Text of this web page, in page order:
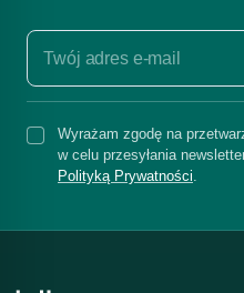
Wyrażam zgodę na
w celu przesyłania
Polityką Prywatności